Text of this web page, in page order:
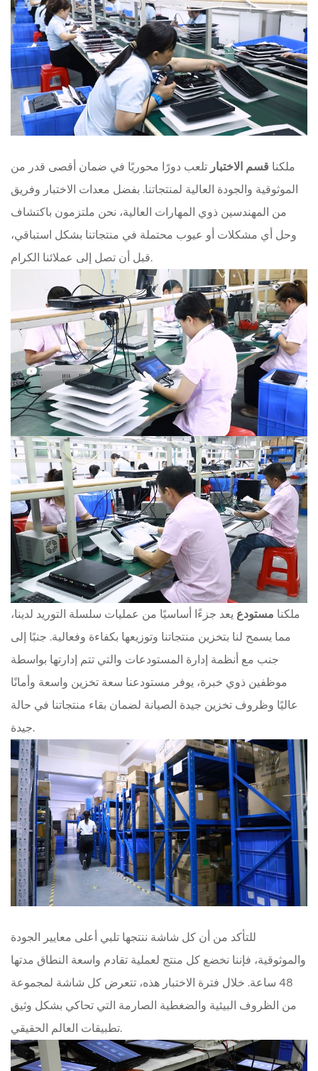
ملكنا قسم الاختبار تلعب دورًا محوريًا في ضمان أقصى قدر من
الموثوقية والجودة العالية لمنتجاتنا. بفضل معدات الاختبار وفريق
من المهندسين ذوي المهارات العالية، نحن ملتزمون باكتشاف
وحل أي مشكلات أو عيوب محتملة في منتجاتنا بشكل استباقي،
قبل أن تصل إلى عملائنا الكرام.
ملكنا مستودع يعد جزءًا أساسيًا من عمليات سلسلة التوريد لدينا،
مما يسمح لنا بتخزين منتجاتنا وتوزيعها بكفاءة وفعالية. جنبًا إلى
جنب مع أنظمة إدارة المستودعات والتي تتم إدارتها بواسطة
موظفين ذوي خبرة، يوفر مستودعنا سعة تخزين واسعة وأمانًا
عاليًا وظروف تخزين جيدة الصيانة لضمان بقاء منتجاتنا في حالة
جيدة.
للتأكد من أن كل شاشة ننتجها تلبي أعلى معايير الجودة
والموثوقية، فإننا نخضع كل منتج لعملية تقادم واسعة النطاق مدتها
48 ساعة. خلال فترة الاختبار هذه، تتعرض كل شاشة لمجموعة
من الظروف البيئية والضغطية الصارمة التي تحاكي بشكل وثيق
تطبيقات العالم الحقيقي.